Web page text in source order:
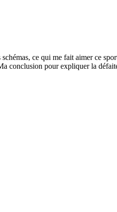
ce qui me fait aimer ce
conclusion pour expliquer la